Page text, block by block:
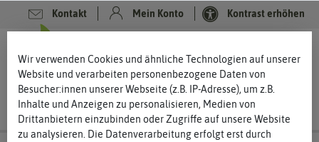
Kontakt Mein Konto Kontrast erhöhen
Wir verwenden Cookies und ähnliche Technologien auf unserer
Website und verarbeiten personenbezogene Daten von
Besucher:innen unserer Webseite (z.B. IP-Adresse), um z.B.
Inhalte und Anzeigen zu personalisieren, Medien von
Drittanbietern einzubinden oder Zugriffe auf unsere Website
zu analysieren. Die Datenverarbeitung erfolgt erst durch